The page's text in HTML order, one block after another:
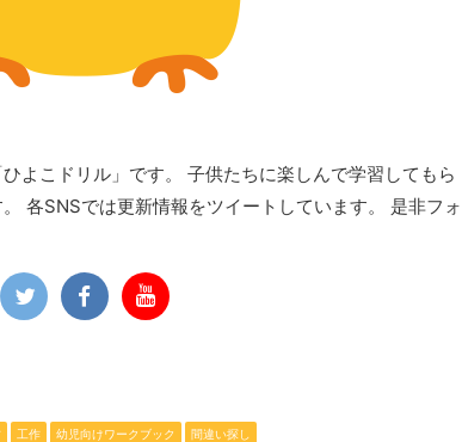
よこドリル」です。 子供たちに楽しんで学習してもら
各SNSでは更新情報をツイートしています。 是非フォ
工作 幼児向けワークブック 間違い探し